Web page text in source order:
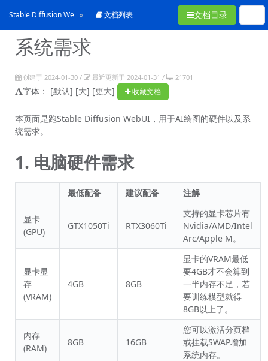
Stable Diffusion WebUI使用手冊文档列表 文档目录
系统需求
创建于 2024-01-30 / 最近更新于 2024-01-31 / 21701
字体： [默认] [大] [更大] 收藏文档
本页面是跑Stable Diffusion WebUI，用于AI绘图的硬件以及系
统需求。
1. 电脑硬件需求
最低配备 建议配备 注解
显卡
(GPU)
GTX1050Ti RTX3060Ti
支持的显卡芯片有
Nvidia/AMD/Intel
Arc/Apple M。
显卡显
存
(VRAM)
4GB 8GB
显卡的VRAM最低
要4GB才不会算到
一半内存不足，若
要训练模型就得
8GB以上了。
内存
(RAM)
8GB 16GB
您可以激活分页档
或挂载SWAP增加
系统内存。